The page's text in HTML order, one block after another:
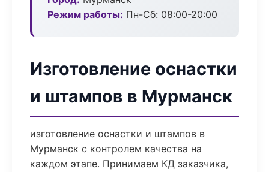
Режим работы: Пн-Сб: 08:00-20:00
Изготовление оснастки
и штампов в Мурманск
изготовление оснастки и штампов в
Мурманск с контролем качества на
каждом этапе. Принимаем КД заказчика,